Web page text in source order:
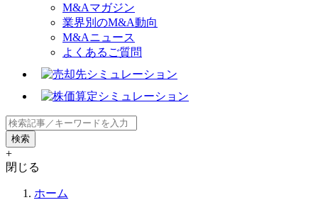
M&Aマガジン
業界別のM&A動向
M&Aニュース
よくあるご質問
+
閉じる
ホーム